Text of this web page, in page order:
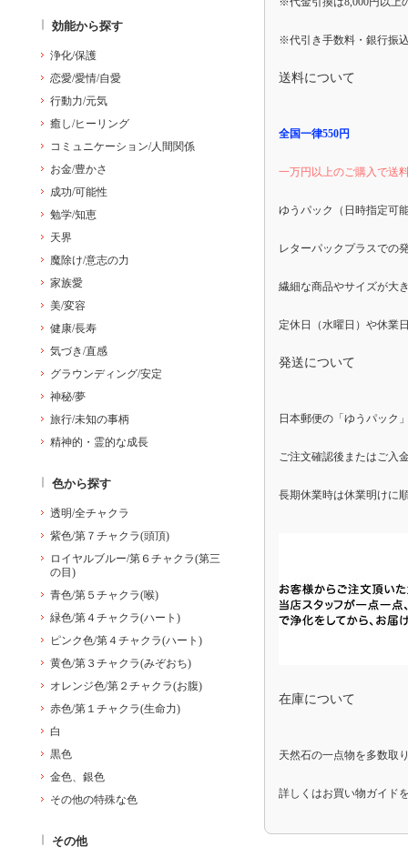
※代引き手数料・銀行振
送料について
全国一律550円
一万円以上のご購入で送
ゆうパック（日時指定可
レターパックプラスでの
繊細な商品やサイズが大
発送について
日本郵便の「ゆうパック
ご注文確認後またはご入
長期休業時は休業明けに
在庫について
天然石の一点物を多数取
詳しくはお買い物ガイド
効能から探す
浄化/保護
恋愛/愛情/自愛
行動力/元気
癒し/ヒーリング
コミュニケーション/人間関係
お金/豊かさ
成功/可能性
勉学/知恵
天界
魔除け/意志の力
家族愛
美/変容
健康/長寿
気づき/直感
グラウンディング/安定
神秘/夢
旅行/未知の事柄
精神的・霊的な成長
色から探す
透明/全チャクラ
紫色/第７チャクラ(頭頂)
ロイヤルブルー/第６チャクラ(第三
の目)
青色/第５チャクラ(喉)
緑色/第４チャクラ(ハート)
ピンク色/第４チャクラ(ハート)
黄色/第３チャクラ(みぞおち)
オレンジ色/第２チャクラ(お腹)
赤色/第１チャクラ(生命力)
白
黒色
金色、銀色
その他の特殊な色
その他